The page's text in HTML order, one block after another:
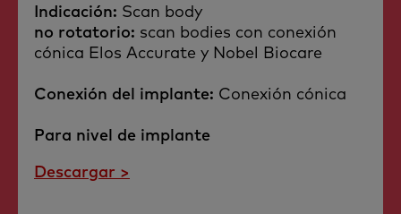
Indicación: Scan body​
no rotatorio: scan bodies con conexión
cónica Elos Accurate y Nobel Biocare​
Conexión del implante: Conexión cónica​
Para nivel de implante
Descargar >